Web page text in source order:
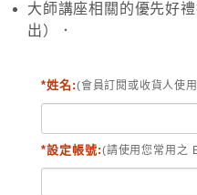
大師講座相關的優先好
出）．
*姓名:(會員訂閱或收貨人使
*設定帳號:(請使用您常用之